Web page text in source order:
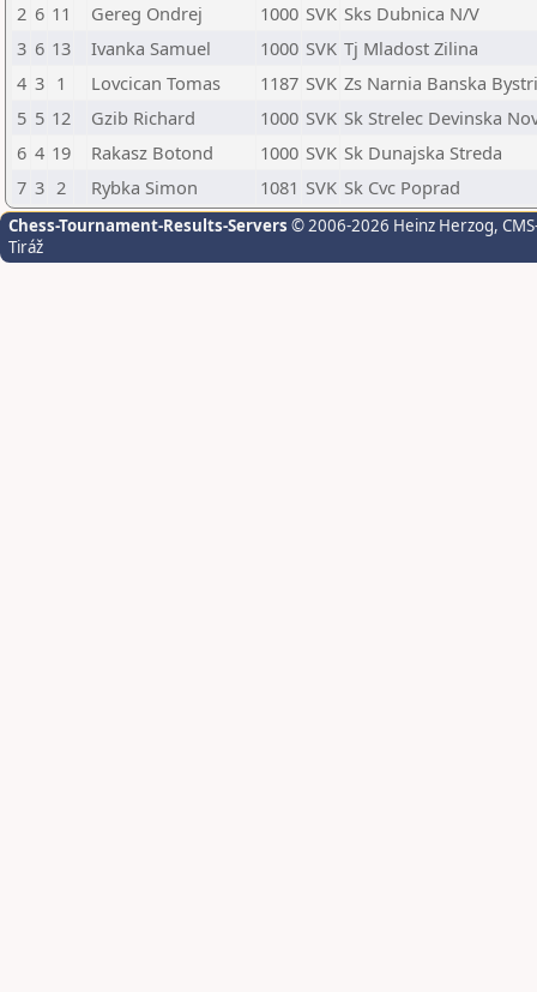
2 6 11 Gereg Ondrej 1000 SVK Sks Dubnica N/V
3 6 13 Ivanka Samuel 1000 SVK Tj Mladost Zilina
4 3 1 Lovcican Tomas 1187 SVK Zs Narnia Banska
5 5 12 Gzib Richard 1000 SVK Sk Strelec Devinska
6 4 19 Rakasz Botond 1000 SVK Sk Dunajska Streda
7 3 2 Rybka Simon 1081 SVK Sk Cvc Poprad
Chess-Tournament-Results-Servers © 2006-2026 Heinz Herzog,
Tiráž